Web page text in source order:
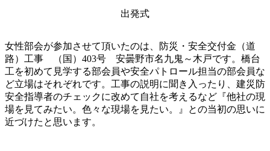
出発式
女性部会が参加させて頂いたのは、防災・安全交付金（道
路）工事 （国）403号 安曇野市名九鬼～木戸です。橋台
工を初めて見学する部会員や安全パトロール担当の部会員な
ど立場はそれぞれです。工事の説明に聞き入ったり、建災防
安全指導者のチェックに改めて自社を考えるなど『他社の現
場を見てみたい。色々な現場を見たい。』との当初の思いに
近づけたと思います。